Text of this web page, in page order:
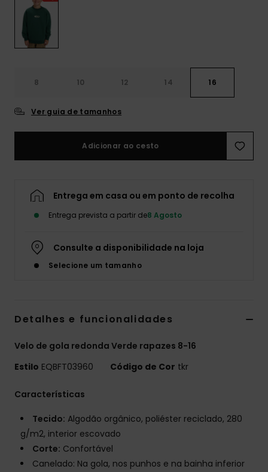
8 10 12 14 16
Ver guia de tamanhos
Adicionar ao cesto
Entrega em casa ou em ponto de recolha
Entrega prevista a partir de8 Agosto
Consulte a disponibilidade na loja
Selecione um tamanho
Detalhes e funcionalidades
Velo de gola redonda Verde rapazes 8-16
Estilo EQBFT03960 Código de Cor tkr
Características
Tecido: Algodão orgânico, poliéster reciclado, 280
g/m2, interior escovado
Corte: Confortável
Canelado: Na gola, nos punhos e na bainha inferior